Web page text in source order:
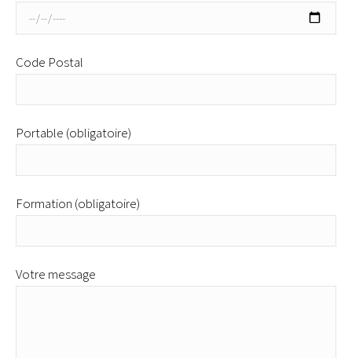
Code Postal
Portable (obligatoire)
Formation (obligatoire)
Votre message